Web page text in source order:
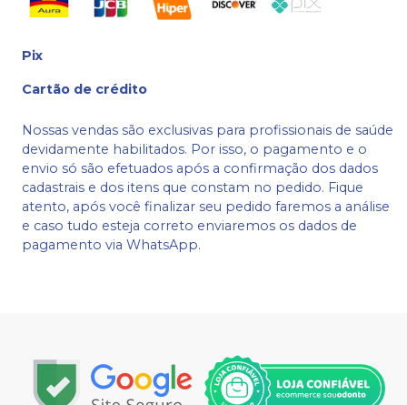
Pix
Cartão de crédito
Nossas vendas são exclusivas para profissionais de saúde
devidamente habilitados. Por isso, o pagamento e o
envio só são efetuados após a confirmação dos dados
cadastrais e dos itens que constam no pedido. Fique
atento, após você finalizar seu pedido faremos a análise
e caso tudo esteja correto enviaremos os dados de
pagamento via WhatsApp.